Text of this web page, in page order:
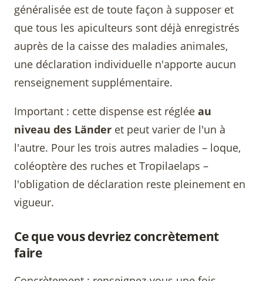
généralisée est de toute façon à supposer et
que tous les apiculteurs sont déjà enregistrés
auprès de la caisse des maladies animales,
une déclaration individuelle n'apporte aucun
renseignement supplémentaire.
Important : cette dispense est réglée au
niveau des Länder et peut varier de l'un à
l'autre. Pour les trois autres maladies – loque,
coléoptère des ruches et Tropilaelaps –
l'obligation de déclaration reste pleinement en
vigueur.
Ce que vous devriez concrètement
faire